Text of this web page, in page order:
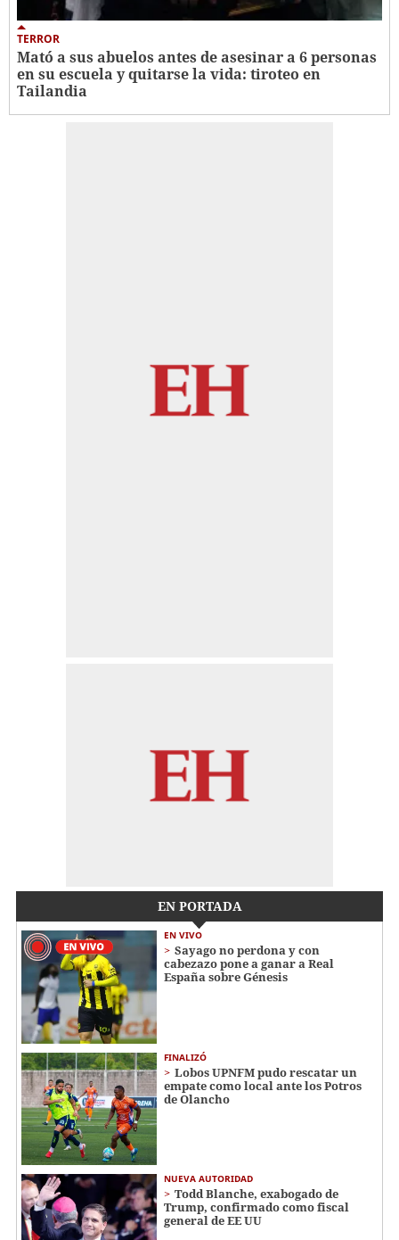
TERROR
Mató a sus abuelos antes de asesinar a 6 personas
en su escuela y quitarse la vida: tiroteo en
Tailandia
EN PORTADA
EN VIVO
Sayago no perdona y con
cabezazo pone a ganar a Real
España sobre Génesis
FINALIZÓ
Lobos UPNFM pudo rescatar un
empate como local ante los Potros
de Olancho
NUEVA AUTORIDAD
Todd Blanche, exabogado de
Trump, confirmado como fiscal
general de EE UU